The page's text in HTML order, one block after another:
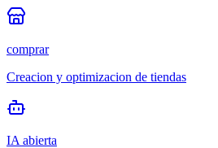
comprar
Creacion y optimizacion de tiendas
IA abierta